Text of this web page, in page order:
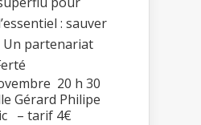
: sauver
Un partenariat
20 h 30
Gérard Philipe
– tarif 4€